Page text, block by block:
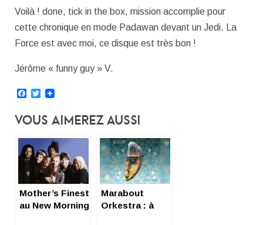
Voilà ! done, tick in the box, mission accomplie pour
cette chronique en mode Padawan devant un Jedi. La
Force est avec moi, ce disque est très bon !
Jérôme « funny guy » V.
Facebook
Twitter
Vous Aimerez Aussi
Mother’s Finest
au New Morning
Marabout
Orkestra : à